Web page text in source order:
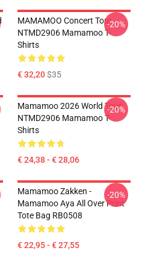
MAMAMOO Concert Tour
NTMD2906 Mamamoo T-
Shirts
€ 32,20$35
-20%
Mamamoo 2026 World Tour
NTMD2906 Mamamoo T-
Shirts
€ 24,38 - € 28,06
-20%
Mamamoo Zakken -
Mamamoo Aya All Over Print
Tote Bag RB0508
€ 22,95 - € 27,55
-20%